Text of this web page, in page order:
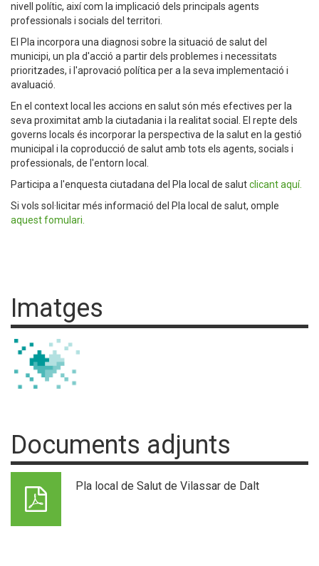
nivell polític, així com la implicació dels principals agents
professionals i socials del territori.
El Pla incorpora una diagnosi sobre la situació de salut del
municipi, un pla d'acció a partir dels problemes i necessitats
prioritzades, i l'aprovació política per a la seva implementació i
avaluació.
En el context local les accions en salut són més efectives per la
seva proximitat amb la ciutadania i la realitat social. El repte dels
governs locals és incorporar la perspectiva de la salut en la gestió
municipal i la coproducció de salut amb tots els agents, socials i
professionals, de l'entorn local.
Participa a l'enquesta ciutadana del Pla local de salutclicant aquí.
Si vols sol·licitar més informació del Pla local de salut, omple
aquest fomulari.
Imatges
Documents adjunts
Pla local de Salut de Vilassar de Dalt